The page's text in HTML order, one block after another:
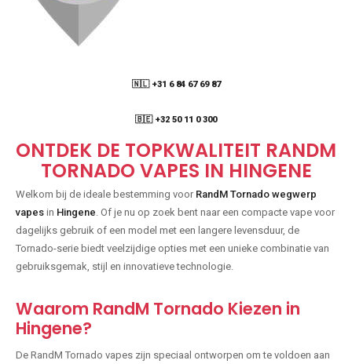
🇳🇱 +31 6 84 67 69 87
🇧🇪 +32 50 11 0 300
ONTDEK DE TOPKWALITEIT RANDM
TORNADO VAPES IN HINGENE
Welkom bij de ideale bestemming voor RandM Tornado wegwerp
vapes in Hingene . Of je nu op zoek bent naar een compacte vape voor
dagelijks gebruik of een model met een langere levensduur, de
Tornado-serie biedt veelzijdige opties met een unieke combinatie van
gebruiksgemak, stijl en innovatieve technologie.
Waarom RandM Tornado Kiezen in
Hingene?
De RandM Tornado vapes zijn speciaal ontworpen om te voldoen aan